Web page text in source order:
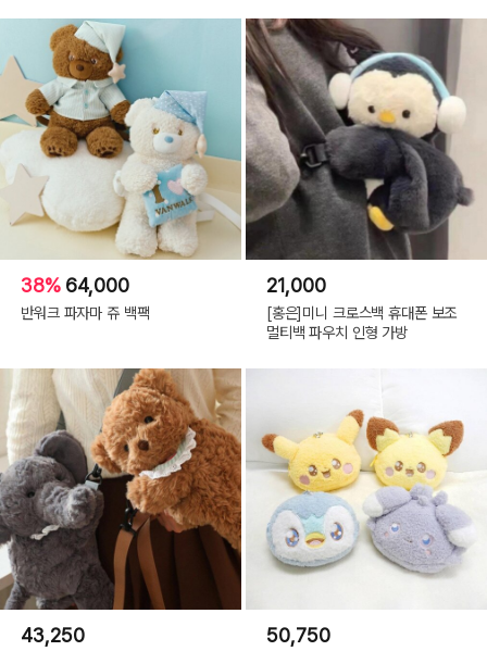
38% 64,000
반워크 파자마 쥬 백팩
21,000
[홍은]미니 크로스백 휴대폰 보조
멀티백 파우치 인형 가방
43,250 50,750